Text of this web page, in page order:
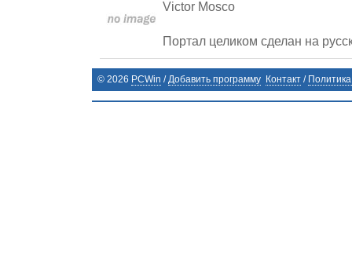
Victor Mosco
Портал целиком сделан на
© 2026 PCWin /Добавить программу Контакт /